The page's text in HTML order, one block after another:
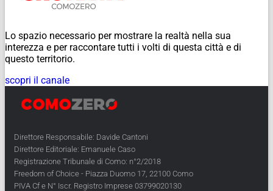
Lo spazio necessario per mostrare la realtà nella sua
interezza e per raccontare tutti i volti di questa città e di
questo territorio.
scopri il canale
Direttore Responsabile: Davide Cantoni
Direttore Editoriale: Emanuele Caso
Registrazione Tribunale di Como: n°2/2018
Freedom of Choice - Piazza Duomo 17, 22100 Como
PIVA Cf e N° Iscr. Registro Imprese 03799020130